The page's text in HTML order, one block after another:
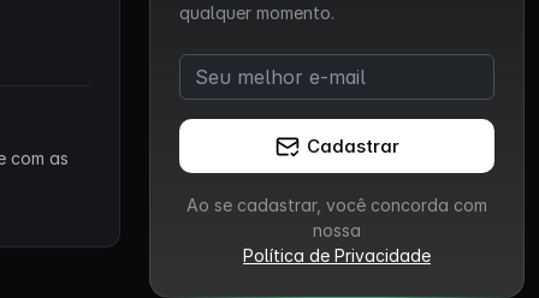
com as
qualquer momento.
Cadastrar
Ao se cadastrar, você concorda com
nossa
Política de Privacidade